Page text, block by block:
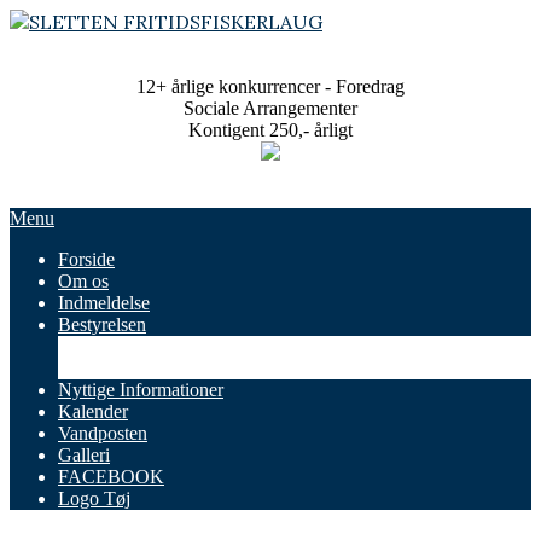
Skip
12+ årlige konkurrencer - Foredrag
Sociale Arrangementer
Kontigent 250,- årligt
Primary
Menu
Menu
Forside
Om os
Indmeldelse
Bestyrelsen
Nyttige Informationer
Kalender
Vandposten
Galleri
FACEBOOK
Logo Tøj